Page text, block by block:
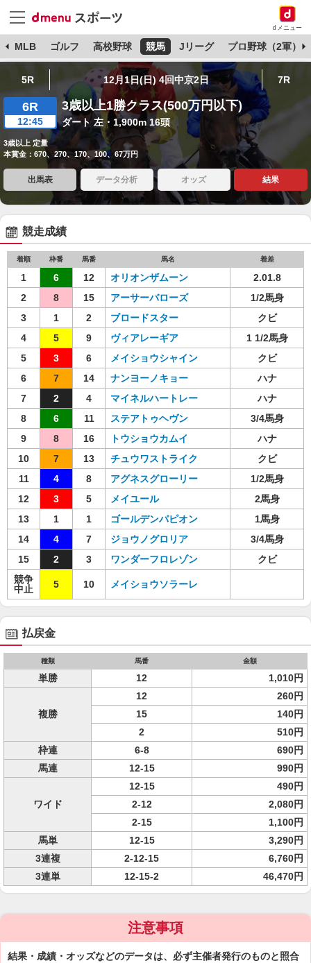
dメニュー
MLB ゴルフ 高校野球 競馬 Jリーグ プロ野球（2軍）
5R 12月1日(日) 4回中京2日 7R
6R
12:45
3歳以上1勝クラス(500万円以下)
ダート 左・1,900m 16頭
3歳以上 定量
本賞金：670、270、170、100、67万円
出馬表 データ分析 オッズ 結果
競走成績
着順 枠番 馬番 馬名 着差
1 6 12 オリオンザムーン
2.01.8
2
8 15 アーサーバローズ
1/2馬身
3
1 2 ブロードスター
クビ
4
5 9 ヴィアレーギア
1 1/2馬身
5
3 6 メイショウシャイン
クビ
6
7 14 ナンヨーノキョー
ハナ
7
2 4 マイネルハートレー
ハナ
8
6 11 ステアトゥヘヴン
3/4馬身
9
8 16 トウショウカムイ
ハナ
10
7 13 チュウワストライク
クビ
11
4 8 アグネスグローリー
1/2馬身
12
3 5 メイユール
2馬身
13
1 1 ゴールデンパピオン
1馬身
14
4 7 ジョウノグロリア
3/4馬身
15
2 3 ワンダーフロレゾン
クビ
競争
中止
5 10 メイショウソラーレ
払戻金
種類 馬番 金額
単勝 12 1,010円
複勝
12
260円
15
140円
2
510円
枠連
6-8
690円
馬連
12-15 990円
ワイド
12-15
490円
2-12
2,080円
2-15
1,100円
馬単
12-15
3,290円
3連複
2-12-15
6,760円
3連単
12-15-2 46,470円
注意事項
結果・成績・オッズなどのデータは、必ず主催者発行のものと照合